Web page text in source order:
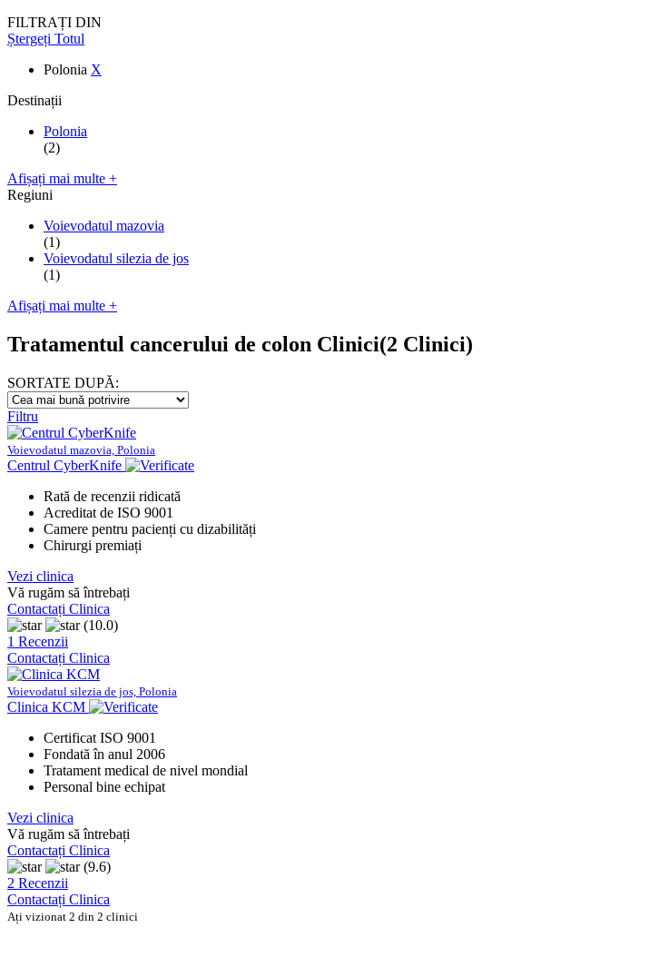
FILTRAȚI DIN
Ștergeți Totul
Polonia X
Destinații
Polonia
(2)
Afișați mai multe +
Regiuni
Voievodatul mazovia
(1)
Voievodatul silezia de jos
(1)
Afișați mai multe +
Tratamentul cancerului de colon Clinici(2 Clinici)
SORTATE DUPĂ:
Filtru
Voievodatul mazovia, Polonia
Centrul CyberKnife
Rată de recenzii ridicată
Acreditat de ISO 9001
Camere pentru pacienți cu dizabilități
Chirurgi premiați
Vezi clinica
Vă rugăm să întrebați
Contactați Clinica
(10.0)
1 Recenzii
Contactați Clinica
Voievodatul silezia de jos, Polonia
Clinica KCM
Certificat ISO 9001
Fondată în anul 2006
Tratament medical de nivel mondial
Personal bine echipat
Vezi clinica
Vă rugăm să întrebați
Contactați Clinica
(9.6)
2 Recenzii
Contactați Clinica
Ați vizionat 2 din 2 clinici